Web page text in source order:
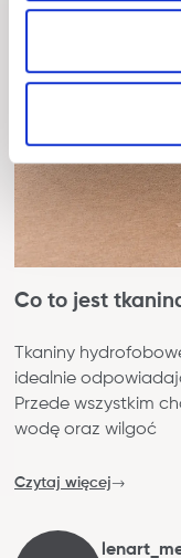
Co to jest
Tkaniny
idealnie
Przede wszystkim
wodę oraz wilgoć
Czytaj więcej